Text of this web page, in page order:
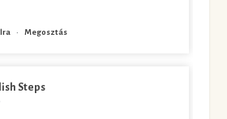
· Megosztás
Steps